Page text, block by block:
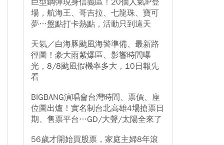
巨型鋼彈現身信義區！20個人氣IP登
場，航海王、哥吉拉、七龍珠、寶可
夢…盤點打卡熱點，活動只到這天
天氣／白海豚颱風海警準備、最新路
徑圖！豪大雨紫爆區、影響時間曝
光，8/8颱風假機率多大，10日報先
看
BIGBANG演唱會台灣時間、票價、座
位圖出爐！實名制台北高雄4場搶票日
期、售票平台…GD/大聲/太陽全來了
56歲才開始買股票，家庭主婦8年滾